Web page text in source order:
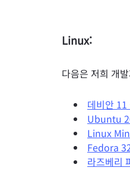
Linux:
다음은 저희 개
데비안 11
Ubuntu
Linux
Fedora
라즈베리